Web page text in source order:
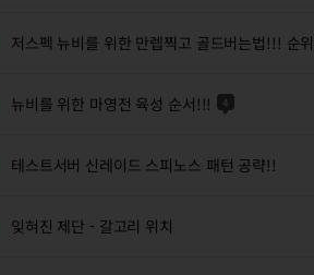
저스펙 뉴비를 위한 만렙찍고 골드버는법!!! 순
뉴비를 위한 마영전 육성 순서!!! 4
테스트서버 신레이드 스피노스 패턴 공략!!
잊혀진 제단 - 갈고리 위치